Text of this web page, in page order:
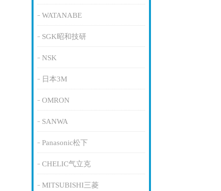
WATANABE
SGK昭和技研
NSK
日本3M
OMRON
SANWA
Panasonic松下
CHELIC气立克
MITSUBISHI三菱